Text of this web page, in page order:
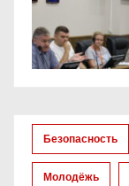
п
о
а
п
Безопасность
Молодёжь